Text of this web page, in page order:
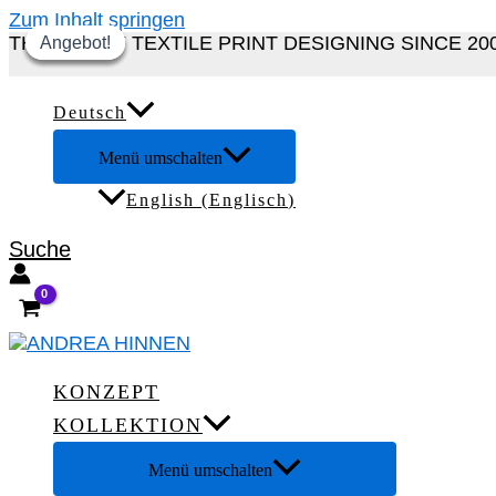
Zum Inhalt springen
THE ART OF TEXTILE PRINT DESIGNING SINCE
Deutsch
Menü umschalten
English (Englisch)
Suche
KONZEPT
KOLLEKTION
Menü umschalten
Angebot!
Angebot!
Angebot!
Angebot!